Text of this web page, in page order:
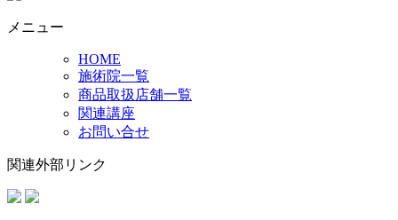
メニュー
HOME
施術院一覧
商品取扱店舗一覧
関連講座
お問い合せ
関連外部リンク